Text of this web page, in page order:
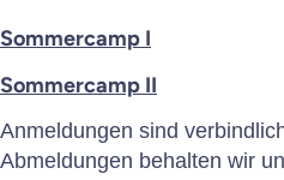
Sommercamp I
Sommercamp II
Anmeldungen sind
Abmeldungen behalten wir